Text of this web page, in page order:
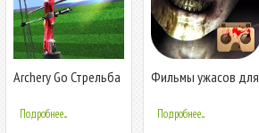
Archery Go Стрельба
Стрельба из лука
Подробнее...
Фильмы ужасов для
Подробнее...